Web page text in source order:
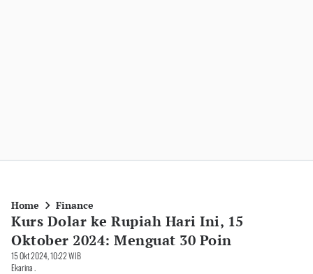
Home Finance
Kurs Dolar ke Rupiah Hari Ini, 15
Oktober 2024: Menguat 30 Poin
15 Okt 2024, 10:22 WIB
Ekarina .